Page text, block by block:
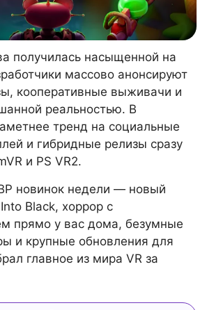
получилась насыщенной на
массово анонсируют
кооперативные выживачи и
реальностью. В
тренд на социальные
и гибридные релизы сразу
и PS VR2.
новинок недели — новый
Black, хоррор с
прямо у вас дома, безумные
и крупные обновления для
главное из мира VR за